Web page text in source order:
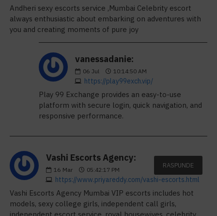
Andheri sexy escorts service ,Mumbai Celebrity escort
always enthusiastic about embarking on adventures with
you and creating moments of pure joy
vanessadanie:
06 Jul 10:14:50 AM
https://play99exch.vip/
Play 99 Exchange provides an easy-to-use
platform with secure login, quick navigation, and
responsive performance.
Vashi Escorts Agency:
16 Mar 05:42:17 PM
https://www.priyareddy.com/vashi-escorts.html
RASPUNDE
Vashi Escorts Agency Mumbai VIP escorts includes hot
models, sexy college girls, independent call girls,